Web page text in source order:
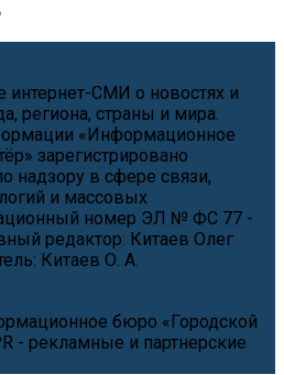
интернет-СМИ о новостях и
региона, страны и мира.
«Информационное
зарегистрировано
надзору в сфере связи,
и массовых
номер ЭЛ № ФС 77 -
редактор: Китаев Олег
Китаев О. А.
бюро «Городской
- рекламные и партнерские